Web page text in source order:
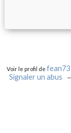
Voir le profil defean73
Signaler un abus